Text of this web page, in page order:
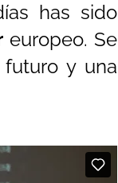
has sido
europeo. Se
y una